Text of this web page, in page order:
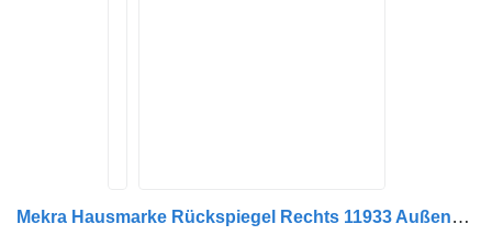
Mekra Hausmarke Rückspiegel Rechts 11933 Außenspiegel für MAN TGX Sattelzugmaschine